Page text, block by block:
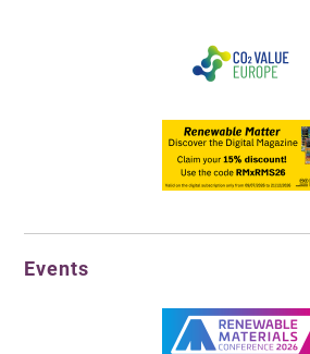
Events